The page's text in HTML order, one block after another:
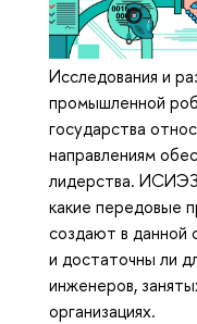
Исследования и
промышленной
государства
направлениям
лидерства.
какие передовые
создают в данной
и достаточны ли
инженеров,
организациях.